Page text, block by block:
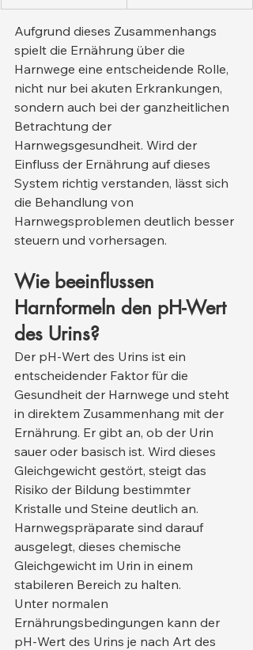
Aufgrund dieses Zusammenhangs
spielt die Ernährung über die
Harnwege eine entscheidende Rolle,
nicht nur bei akuten Erkrankungen,
sondern auch bei der ganzheitlichen
Betrachtung der
Harnwegsgesundheit. Wird der
Einfluss der Ernährung auf dieses
System richtig verstanden, lässt sich
die Behandlung von
Harnwegsproblemen deutlich besser
steuern und vorhersagen.
Wie beeinflussen
Harnformeln den pH-Wert
des Urins?
Der pH-Wert des Urins ist ein
entscheidender Faktor für die
Gesundheit der Harnwege und steht
in direktem Zusammenhang mit der
Ernährung. Er gibt an, ob der Urin
sauer oder basisch ist. Wird dieses
Gleichgewicht gestört, steigt das
Risiko der Bildung bestimmter
Kristalle und Steine deutlich an.
Harnwegspräparate sind darauf
ausgelegt, dieses chemische
Gleichgewicht im Urin in einem
stabileren Bereich zu halten.
Unter normalen
Ernährungsbedingungen kann der
pH-Wert des Urins je nach Art des